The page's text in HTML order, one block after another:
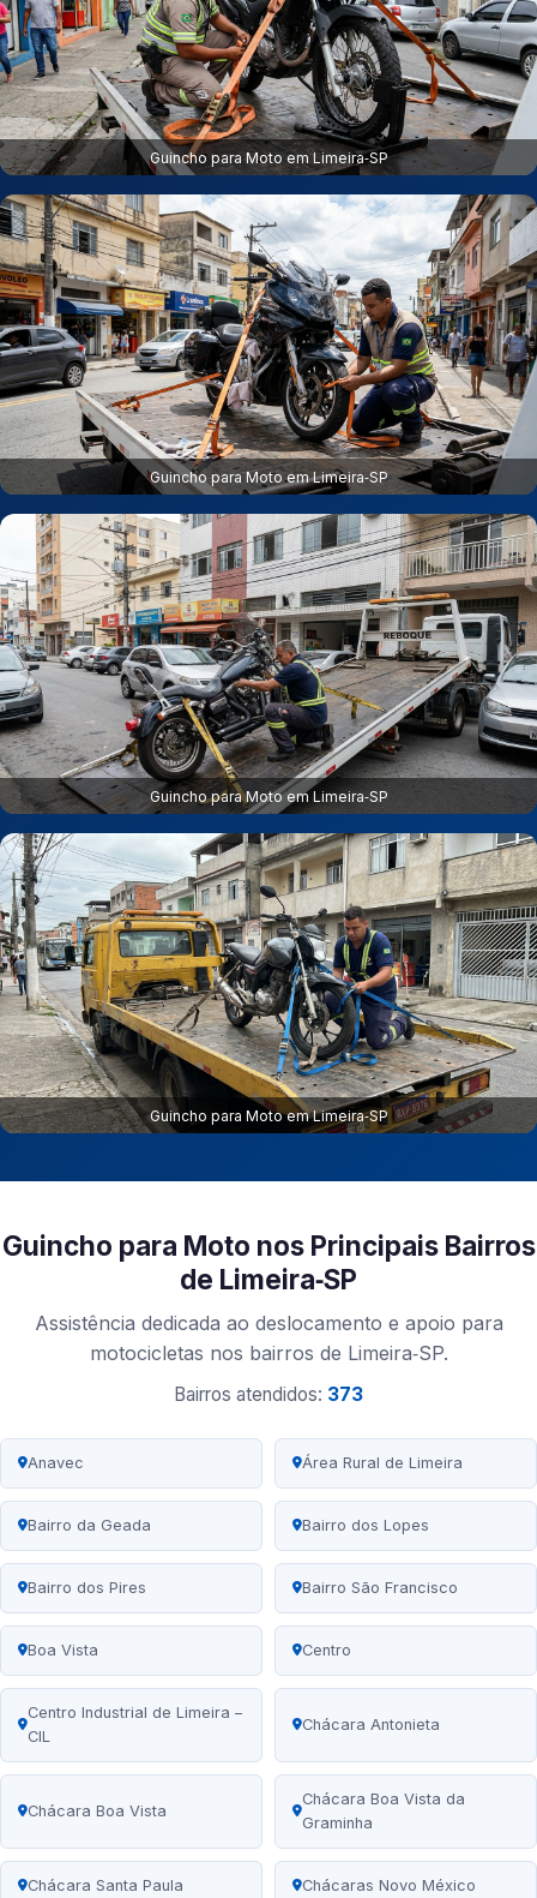
Guincho para Moto em Limeira‑SP
Guincho para Moto em Limeira‑SP
Guincho para Moto em Limeira‑SP
Guincho para Moto em Limeira‑SP
Guincho para Moto nos Principais Bairros
de Limeira‑SP
Assistência dedicada ao deslocamento e apoio para
motocicletas nos bairros de Limeira‑SP.
Bairros atendidos: 373
Anavec Área Rural de Limeira
Bairro da Geada Bairro dos Lopes
Bairro dos Pires Bairro São Francisco
Boa Vista Centro
Centro Industrial de Limeira –
CIL
Chácara Antonieta
Chácara Boa Vista
Chácara Boa Vista da
Graminha
Chácara Santa Paula Chácaras Novo México